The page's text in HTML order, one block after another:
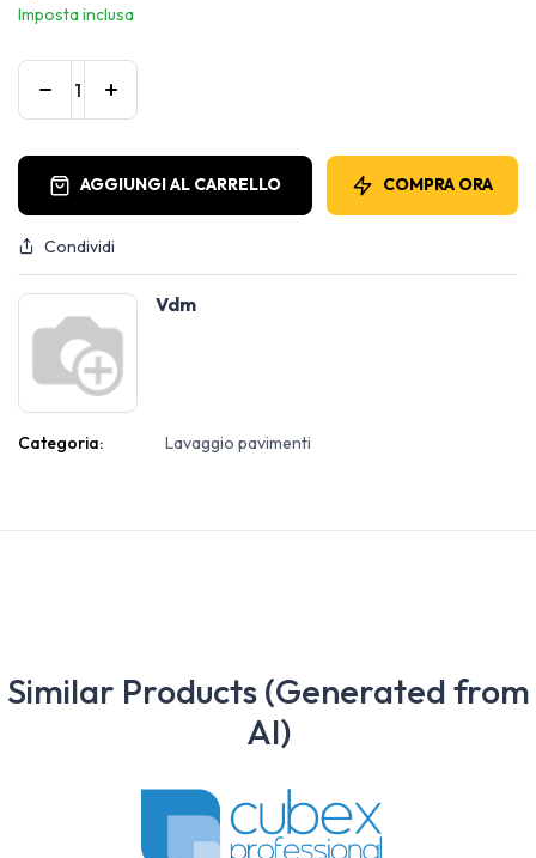
Imposta inclusa
AGGIUNGI AL CARRELLO COMPRA ORA
Condividi
Vdm
Categoria: Lavaggio pavimenti
Similar Products (Generated from
AI)